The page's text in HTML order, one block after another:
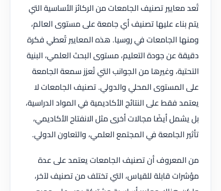
تُعد معايير تصنيف الجامعات من الركائز الأساسية التي
يتم بناء عليها تصنيف أي جامعة على مستوى العالم،
ومنها الجامعات في روسيا. هذه المعايير تُعطي فكرة
دقيقة عن جودة التعليم، مستوى البحث العلمي، البنية
التحتية، وغيرها من الجوانب التي تُعزز سمعة الجامعة
على المستوى المحلي والدولي. تصنيف الجامعات لا
يعتمد فقط على النتائج الأكاديمية في المواد الدراسية،
بل يشمل أيضًا مجالات أخرى مثل الانفتاح الأكاديمي،
تأثير الجامعة في المجتمع العلمي، والتعاون الدولي.
من المعروف أن تصنيف الجامعات يعتمد على عدة
مؤشرات قابلة للقياس، التي تختلف من تصنيف لآخر،